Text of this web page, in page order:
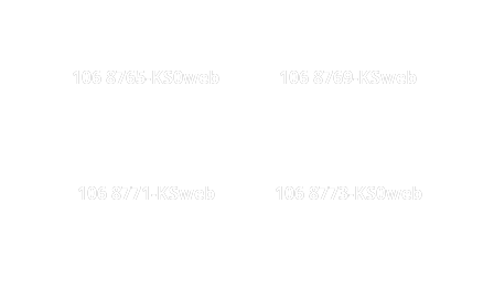
106 8765-KS0web 106 8769-KSweb
106 8771-KSweb 106 8773-KS0web